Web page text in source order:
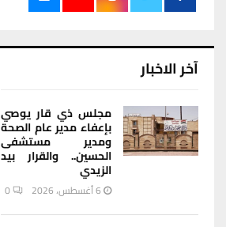
آخر الاخبار
مجلس ذي قار يوصي
بإعفاء مدير عام الصحة
ومدير مستشفى
الحسين.. والقرار بيد
الزيدي
6 أغسطس، 2026 0